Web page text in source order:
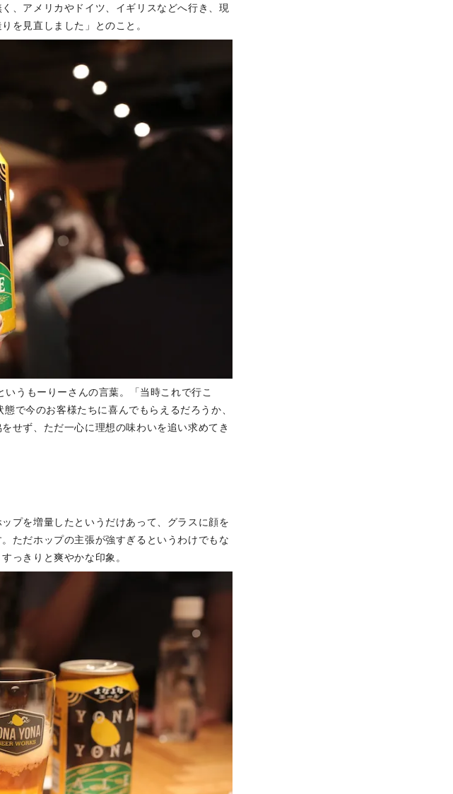
、アメリカやドイツ、イギリスなどへ行き、現
を見直しました」とのこと。
うもーりーさんの言葉。「当時これで行こ
で今のお客様たちに喜んでもらえるだろうか、
せず、ただ一心に理想の味わいを追い求めてき
プを増量したというだけあって、グラスに顔を
ただホップの主張が強すぎるというわけでもな
っきりと爽やかな印象。